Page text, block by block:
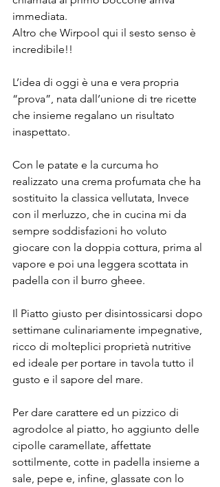
immediata.
Altro che Wirpool qui il sesto senso è
incredibile!!
L’idea di oggi è una e vera propria
“prova”, nata dall’unione di tre ricette
che insieme regalano un risultato
inaspettato.⠀
Con le patate e la curcuma ho
realizzato una crema profumata che ha
sostituito la classica vellutata, Invece
con il merluzzo, che in cucina mi da
sempre soddisfazioni ho voluto
giocare con la doppia cottura, prima al
vapore e poi una leggera scottata in
padella con il burro gheee. ⠀
Il Piatto giusto per disintossicarsi dopo
settimane culinariamente impegnative,
ricco di molteplici proprietà nutritive
ed ideale per portare in tavola tutto il
gusto e il sapore del mare.
Per dare carattere ed un pizzico di
agrodolce al piatto, ho aggiunto delle
cipolle caramellate, affettate
sottilmente, cotte in padella insieme a
sale, pepe e, infine, glassate con lo